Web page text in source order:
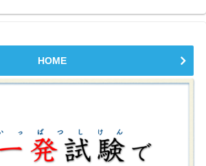
HOME